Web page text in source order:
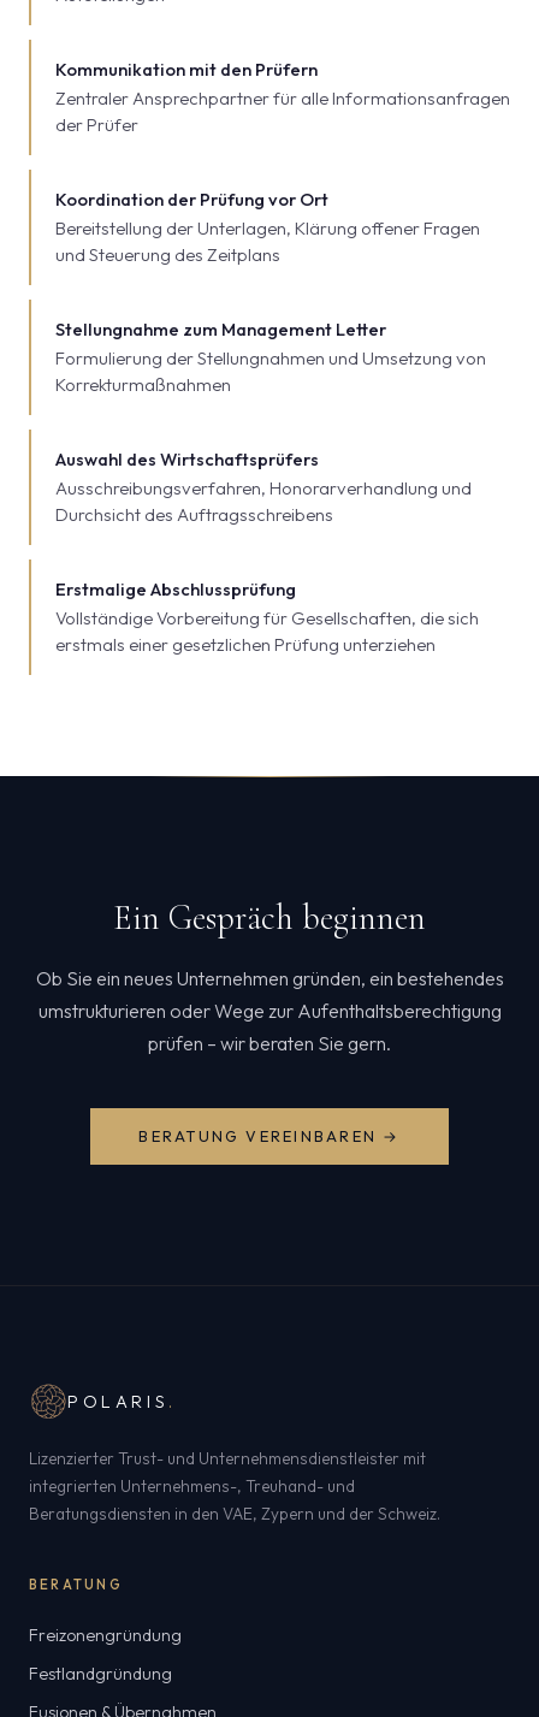
Kommunikation mit den Prüfern
Zentraler Ansprechpartner für alle Informationsanfragen
der Prüfer
Koordination der Prüfung vor Ort
Bereitstellung der Unterlagen, Klärung offener Fragen
und Steuerung des Zeitplans
Stellungnahme zum Management Letter
Formulierung der Stellungnahmen und Umsetzung von
Korrekturmaßnahmen
Auswahl des Wirtschaftsprüfers
Ausschreibungsverfahren, Honorarverhandlung und
Durchsicht des Auftragsschreibens
Erstmalige Abschlussprüfung
Vollständige Vorbereitung für Gesellschaften, die sich
erstmals einer gesetzlichen Prüfung unterziehen
Ein Gespräch beginnen
Ob Sie ein neues Unternehmen gründen, ein bestehendes
umstrukturieren oder Wege zur Aufenthaltsberechtigung
prüfen – wir beraten Sie gern.
BERATUNG VEREINBAREN →
POLARIS .
Lizenzierter Trust- und Unternehmensdienstleister mit
integrierten Unternehmens-, Treuhand- und
Beratungsdiensten in den VAE, Zypern und der Schweiz.
BERATUNG
Freizonengründung
Festlandgründung
Fusionen & Übernahmen